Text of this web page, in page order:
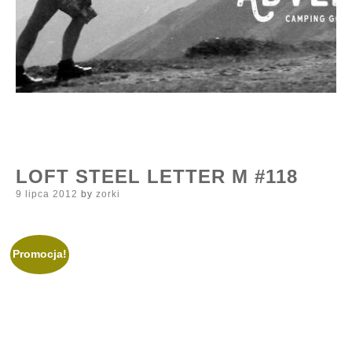
LOFT STEEL LETTER M #118
Posted
9 lipca 2012 by zorki
Promocja!